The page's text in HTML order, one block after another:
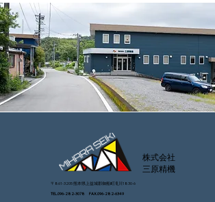
株式会社
​三原精機
〒861-3205 熊本県上益城郡御船町滝川1830-6
TEL.096-282-3078 FAX.096-282-6349